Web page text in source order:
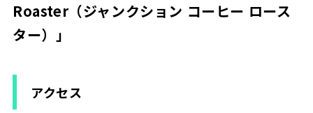
Roaster（ジャンクション コーヒー ロース
ター）」
アクセス